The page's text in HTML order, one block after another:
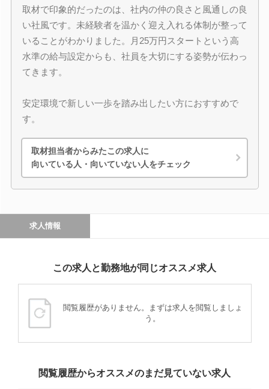
取材で印象的だったのは、社内の仲の良さと風通しの良
い社風です。未経験者を温かく迎え入れる体制が整って
いることがわかりました。月25万円スタートという高
水準の給与設定からも、社員を大切にする姿勢が伝わっ
てきます。
安定環境で新しい一歩を踏み出したい方におすすめで
す。
取材担当者からみたこの求人に
向いている人・向いていない人をチェック
求人情報
この求人と勤務地が同じオススメ求人
閲覧履歴がありません。まずは求人を閲覧しましょ
う。
閲覧履歴からオススメのまだ見ていない求人